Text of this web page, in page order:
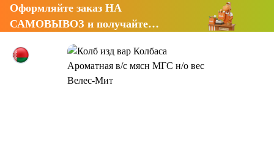
Оформляйте заказ НА
САМОВЫВОЗ и получайте